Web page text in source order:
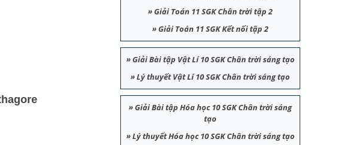
»Giải Toán 11 SGK Chân trời tập 2
»Giải Toán 11 SGK Kết nối tập 2
»Giải Bài tập Vật Lí 10 SGK Chân trời sáng tạo
»Lý thuyết Vật Lí 10 SGK Chân trời sáng tạo
»Giải Bài tập Hóa học 10 SGK Chân trời sáng
tạo
»Lý thuyết Hóa học 10 SGK Chân trời sáng tạo